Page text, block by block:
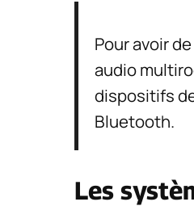
Pour avoir
audio
dispositifs
Bluetooth.
Les